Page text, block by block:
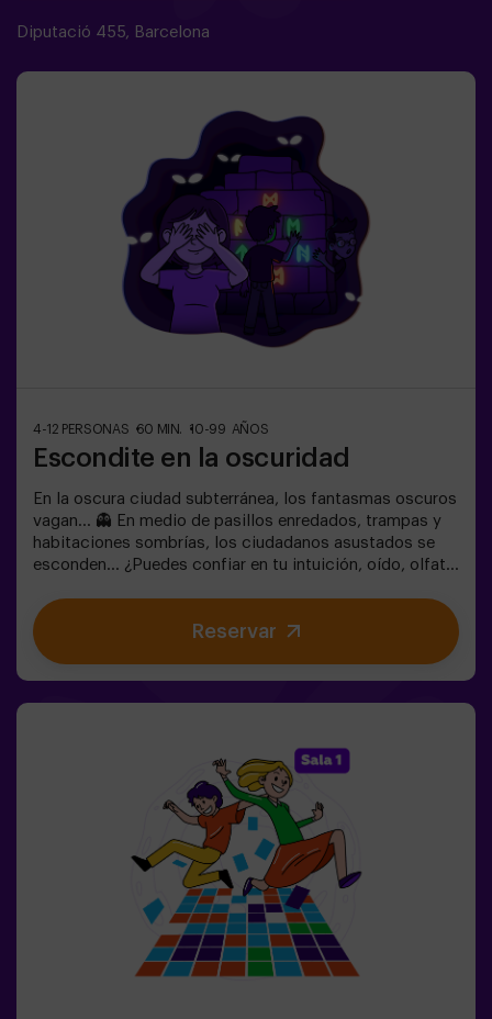
Diputació 455, Barcelona
4-12 PERSONAS 60 MIN. 10-99 AÑOS
Escondite en la oscuridad
En la oscura ciudad subterránea, los fantasmas oscuros
vagan... 👻 En medio de pasillos enredados, trampas y
habitaciones sombrías, los ciudadanos asustados se
esconden... ¿Puedes confiar en tu intuición, oído, olfato
luego encontrar a tus amigos?🔦 Escondite en la
Oscuridad es un juego inmersivo sensorial inspirado en
las escondidas de siempre, pero llevado a otro nivel:
sonido que hacen la experiencia inolvidable✅ Ideal para
grupos grandes | planes con amigos | adolescentes |
team building❗Los jugadores menores de 14 años o igual
deberán entrar acompañados por al menos de un adulto.
Existe la opción de que un monitor les acompañe en la
aventura, consúltanos las condiciones.❗Este juego no es
recomendable para personas con miedo a la oscuridad.
Reservar